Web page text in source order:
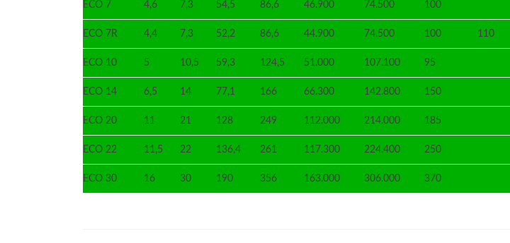
ECO 7 4,6 7,3 54,5 86,6 46.900 74.500 100
ECO 7R 4,4 7,3 52,2 86,6 44.900 74.500 100 110
ECO 10 5 10,5 59,3 124,5 51.000 107.100 95
ECO 14 6,5 14 77,1 166 66.300 142.800 150
ECO 20 11 21 128 249 112.000 214.000 185
ECO 22 11,5 22 136,4 261 117.300 224.400 250
ECO 30 16 30 190 356 163.000 306.000 370